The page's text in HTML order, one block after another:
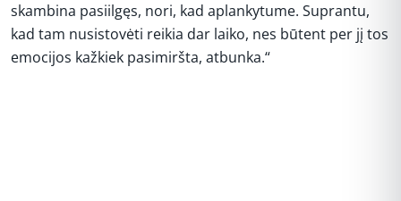
skambina pasiilgęs, nori, kad aplankytume. Suprantu,
kad tam nusistovėti reikia dar laiko, nes būtent per jį tos
emocijos kažkiek pasimiršta, atbunka.“